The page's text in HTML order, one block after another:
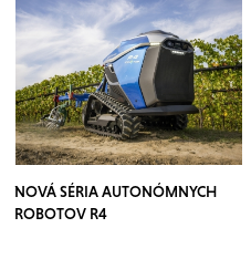
NOVÁ SÉRIA AUTONÓMNYCH
ROBOTOV R4